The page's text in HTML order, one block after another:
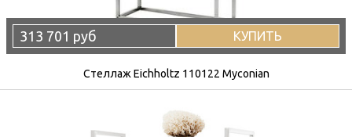
313 701 руб КУПИТЬ
Стеллаж Eichholtz 110122 Myconian